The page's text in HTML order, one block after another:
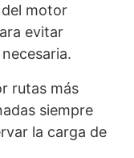
del motor
evitar
rutas más
siempre
la carga de